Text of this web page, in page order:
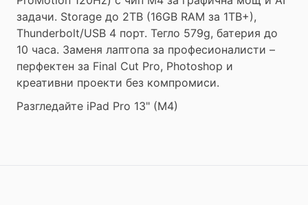
задачи. Storage до 2TB (16GB RAM за 1TB+),
Thunderbolt/USB 4 порт. Тегло 579g, батерия до
10 часа. Заменя лаптопа за професионалисти –
перфектен за Final Cut Pro, Photoshop и
креативни проекти без компромиси.
Разгледайте iPad Pro 13" (M4)